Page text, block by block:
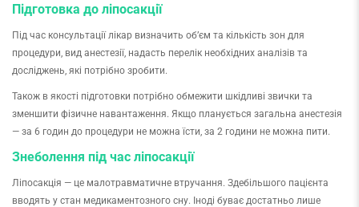
Підготовка до ліпосакції
Під час консультації лікар визначить обʼєм та кількість зон для
процедури, вид анестезії, надасть перелік необхідних аналізів та
досліджень, які потрібно зробити.
Також в якості підготовки потрібно обмежити шкідливі звички та
зменшити фізичне навантаження. Якщо планується загальна анестезія
— за 6 годин до процедури не можна їсти, за 2 години не можна пити.
Знеболення під час ліпосакції
Ліпосакція — це малотравматичне втручання. Здебільшого пацієнта
вводять у стан медикаментозного сну. Іноді буває достатньо лише